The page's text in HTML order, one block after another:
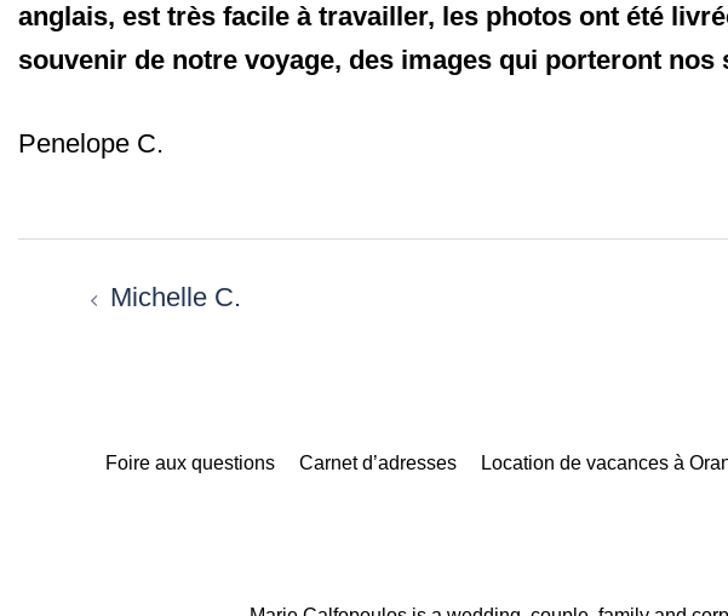
anglais, est très facile à travailler, les photos ont été
souvenir de notre voyage, des images qui porteront
Penelope C.
d’articleMichelle C.
Foire aux questions Carnet d’adresses Location de vacances à